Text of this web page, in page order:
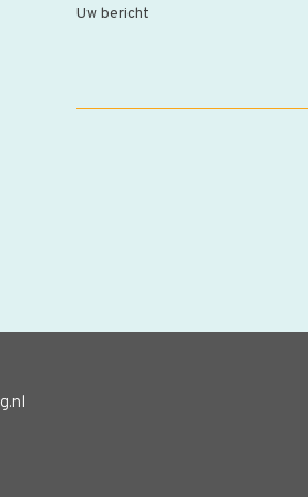
Uw bericht